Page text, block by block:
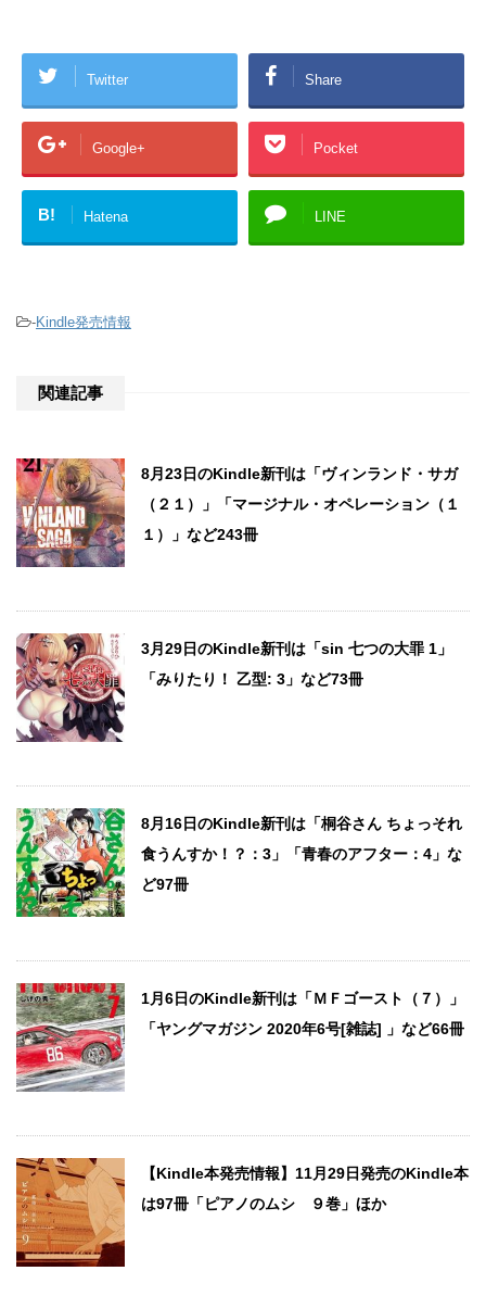
Twitter Share
Google+ Pocket
B! Hatena LINE
-Kindle発売情報
関連記事
8月23日のKindle新刊は「ヴィンランド・サガ
（２１）」「マージナル・オペレーション（１
１）」など243冊
3月29日のKindle新刊は「sin 七つの大罪 1」
「みりたり！ 乙型: 3」など73冊
8月16日のKindle新刊は「桐谷さん ちょっそれ
食うんすか！？：3」「青春のアフター：4」な
ど97冊
1月6日のKindle新刊は「ＭＦゴースト（７）」
「ヤングマガジン 2020年6号[雑誌] 」など66冊
【Kindle本発売情報】11月29日発売のKindle本
は97冊「ピアノのムシ ９巻」ほか